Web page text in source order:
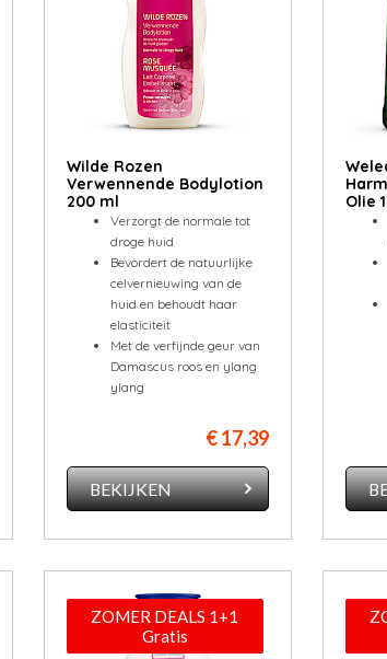
Wilde Rozen
Verwennende Bodylotion
200 ml
Verzorgt de normale tot
droge huid
Bevordert de natuurlijke
celvernieuwing van de
huid en behoudt haar
elasticiteit
Met de verfijnde geur van
Damascus roos en ylang
ylang
€ 17,39
BEKIJKEN
Olie
ZOMER DEALS 1+1
Gratis